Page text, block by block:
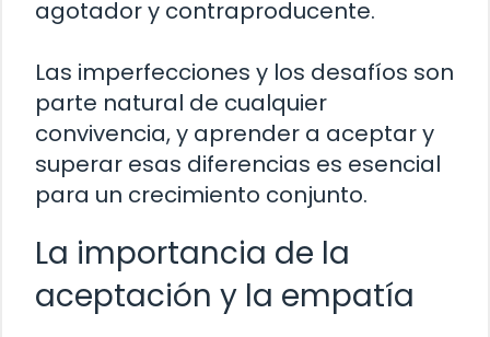
agotador y contraproducente.
Las imperfecciones y los desafíos son
parte natural de cualquier
convivencia, y aprender a aceptar y
superar esas diferencias es esencial
para un crecimiento conjunto.
La importancia de la
aceptación y la empatía